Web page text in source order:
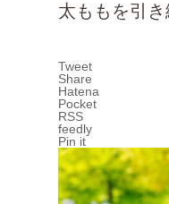
太ももを引
Tweet
Share
Hatena
Pocket
RSS
feedly
Pin it